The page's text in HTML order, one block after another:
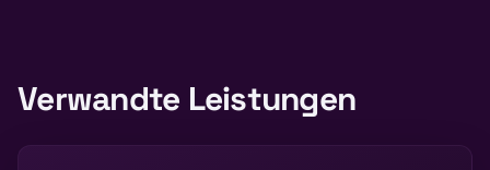
Verwandte Leistungen